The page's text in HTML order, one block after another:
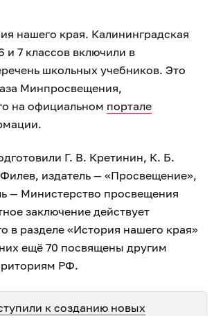
нашего края. Калининградская
и 7 классов включили в
школьных учебников. Это
Минпросвещения,
на официальном портале
Г. В. Кретинин, К. Б.
издатель — «Просвещение»,
— Министерство просвещения
заключение действует
в разделе «История нашего края»
ещё 70 посвящены другим
РФ.
к созданию новых